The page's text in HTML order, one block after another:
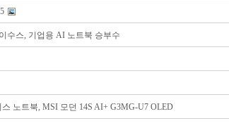
수스, 기업용 AI 노트북 승부수
노트북, MSI 모던 14S AI+ G3MG-U7 OLED